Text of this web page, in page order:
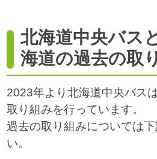
北海道中央バス
海道の過去の取
2023年より北海道中央バス
取り組みを行っています。
過去の取り組みについては
い。